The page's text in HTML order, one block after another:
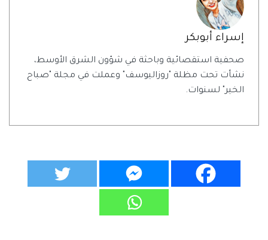
إسراء أبوبكر
صحفية استقصائية وباحثة في شؤون الشرق الأوسط،
نشأت تحت مظلة "روزاليوسف" وعملت في مجلة "صباح
الخير" لسنوات.